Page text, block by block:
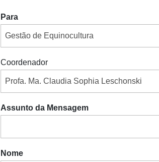
Para
Coordenador
Assunto da Mensagem
Nome